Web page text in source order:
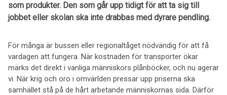
som produkter. Den som går upp tidigt för att ta sig till
jobbet eller skolan ska inte drabbas med dyrare pendling.
För många är bussen eller regionaltåget nödvändig för att få
vardagen att fungera. När kostnaden för transporter ökar
märks det direkt i vanliga människors plånböcker, och nu agerar
vi. När krig och oro i omvärlden pressar upp priserna ska
samhället stå på de hårt arbetande människornas sida. Därför